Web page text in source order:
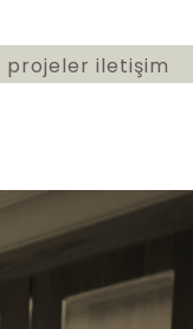
projeler iletişim